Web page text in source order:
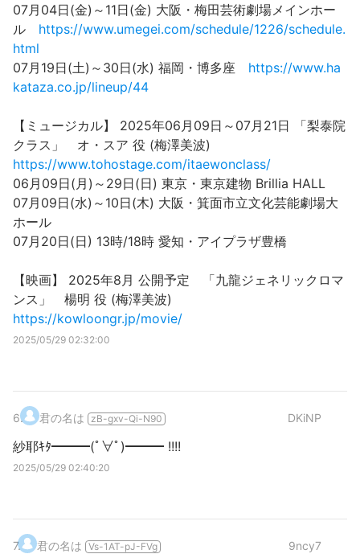
07月04日(金)～11日(金) 大阪・梅田芸術劇場メインホー
ル https://www.umegei.com/schedule/1226/schedule.
html
07月19日(土)～30日(水) 福岡・博多座 https://www.ha
kataza.co.jp/lineup/44
【ミュージカル】 2025年06月09日～07月21日 「梨泰院
クラス」 オ・スア 役 (梅澤美波)
https://www.tohostage.com/itaewonclass/
06月09日(月)～29日(日) 東京・東京建物 Brillia HALL
07月09日(水)～10日(木) 大阪・箕面市立文化芸能劇場大
ホール
07月20日(日) 13時/18時 愛知・アイプラザ豊橋
【映画】 2025年8月 公開予定 「九龍ジェネリックロマ
ンス」 楊明 役 (梅澤美波)
https://kowloongr.jp/movie/
2025/05/29 02:32:00
6. 君の名は zB-gxv-Qi-N90 DKiNP
紗耶ｷﾀ━━━(ﾟ∀ﾟ)━━━ !!!!
2025/05/29 02:40:20
7. 君の名は Vs-1AT-pJ-FVg 9ncy7